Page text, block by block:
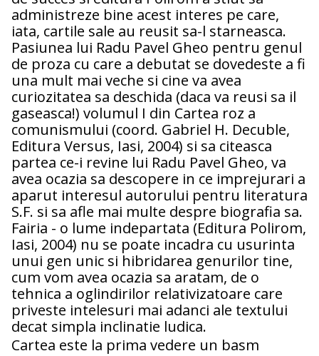
administreze bine acest interes pe care,
iata, cartile sale au reusit sa-l starneasca.
Pasiunea lui Radu Pavel Gheo pentru genul
de proza cu care a debutat se dovedeste a fi
una mult mai veche si cine va avea
curiozitatea sa deschida (daca va reusi sa il
gaseasca!) volumul I din Cartea roz a
comunismului (coord. Gabriel H. Decuble,
Editura Versus, Iasi, 2004) si sa citeasca
partea ce-i revine lui Radu Pavel Gheo, va
avea ocazia sa descopere in ce imprejurari a
aparut interesul autorului pentru literatura
S.F. si sa afle mai multe despre biografia sa.
Fairia - o lume indepartata (Editura Polirom,
Iasi, 2004) nu se poate incadra cu usurinta
unui gen unic si hibridarea genurilor tine,
cum vom avea ocazia sa aratam, de o
tehnica a oglindirilor relativizatoare care
priveste intelesuri mai adanci ale textului
decat simpla inclinatie ludica.
Cartea este la prima vedere un basm